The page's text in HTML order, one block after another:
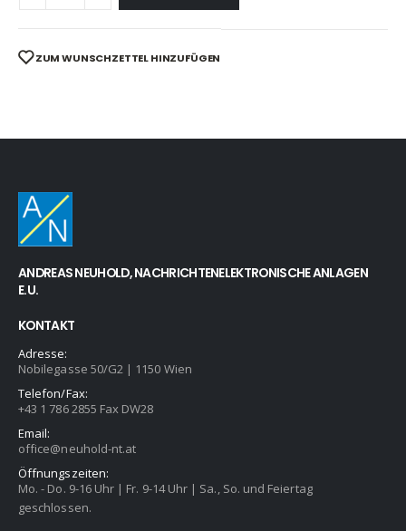
ZUM WUNSCHZETTEL HINZUFÜGEN
ANDREAS NEUHOLD, NACHRICHTENELEKTRONISCHE ANLAGEN
E.U.
KONTAKT
Adresse:
Nobilegasse 50/G2 | 1150 Wien
Telefon/Fax:
+43 1 786 2855 Fax DW28
Email:
office@neuhold-nt.at
Öffnungszeiten:
Mo. - Do. 9-16 Uhr | Fr. 9-14 Uhr | Sa., So. und Feiertag
geschlossen.